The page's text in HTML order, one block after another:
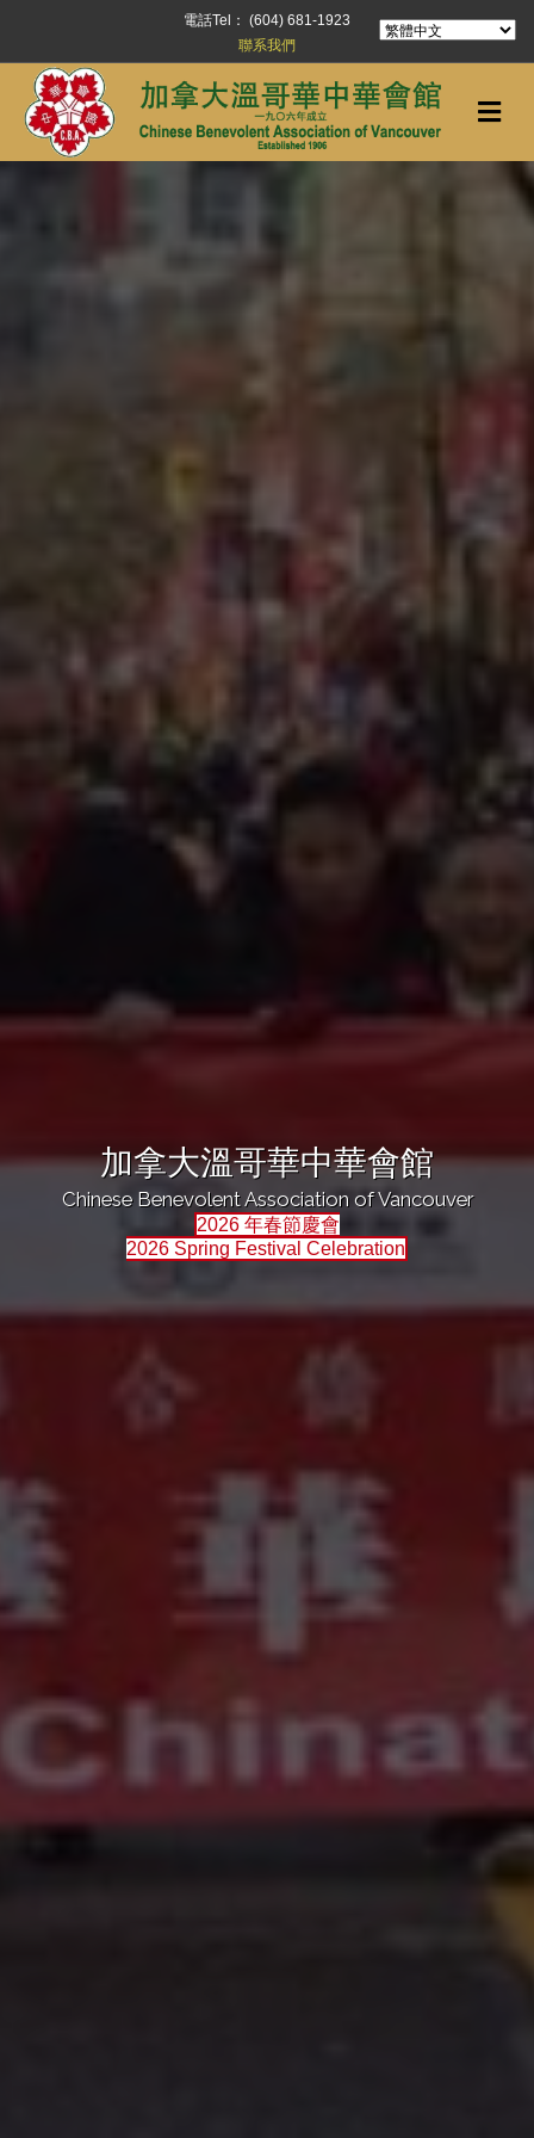
電話Tel： (604) 681-1923
聯系我們
加拿大溫哥華中華會館
Chinese Benevolent Association of Vancouver
2026 年春節慶會
2026 Spring Festival Celebration